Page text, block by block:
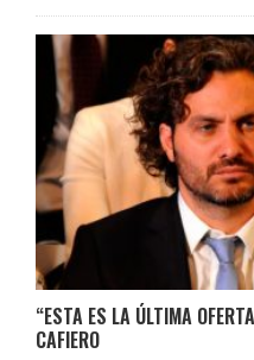
“ESTA ES LA ÚLTIMA
CAFIERO